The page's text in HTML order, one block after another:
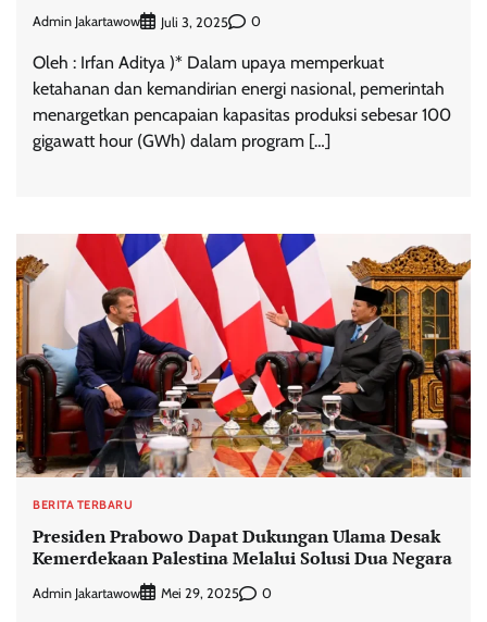
Admin Jakartawow Juli 3, 2025 0
Oleh : Irfan Aditya )* Dalam upaya memperkuat
ketahanan dan kemandirian energi nasional, pemerintah
menargetkan pencapaian kapasitas produksi sebesar 100
gigawatt hour (GWh) dalam program […]
BERITA TERBARU
Presiden Prabowo Dapat Dukungan Ulama Desak
Kemerdekaan Palestina Melalui Solusi Dua Negara
Admin Jakartawow Mei 29, 2025 0